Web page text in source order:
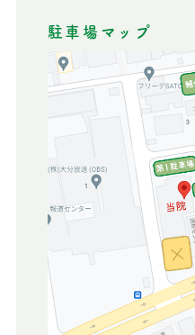
駐車場マップ